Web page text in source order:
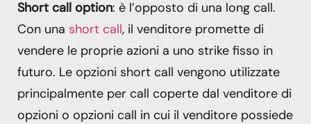
Short call option: è l’opposto di una long call.
Con una short call, il venditore promette di
vendere le proprie azioni a uno strike fisso in
futuro. Le opzioni short call vengono utilizzate
principalmente per call coperte dal venditore di
opzioni o opzioni call in cui il venditore possiede